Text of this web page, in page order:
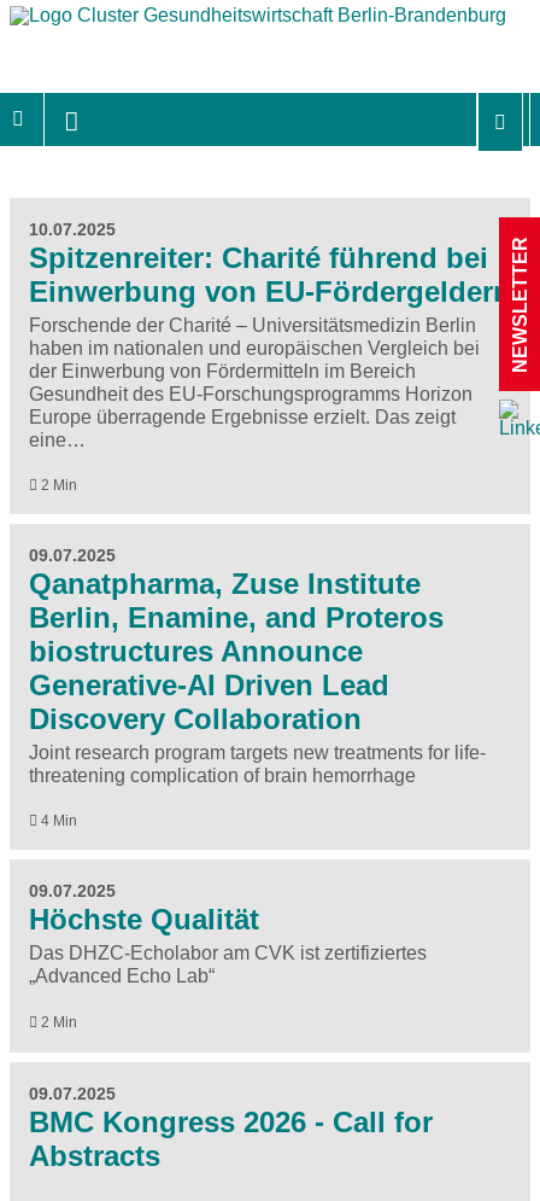
10.07.2025
Spitzenreiter: Charité führend bei
Einwerbung von EU-Fördergeldern
Forschende der Charité – Universitätsmedizin Berlin
haben im nationalen und europäischen Vergleich bei
der Einwerbung von Fördermitteln im Bereich
Gesundheit des EU-Forschungsprogramms Horizon
Europe überragende Ergebnisse erzielt. Das zeigt
eine…
2 Min
09.07.2025
Qanatpharma, Zuse Institute
Berlin, Enamine, and Proteros
biostructures Announce
Generative-AI Driven Lead
Discovery Collaboration
Joint research program targets new treatments for life-
threatening complication of brain hemorrhage
4 Min
09.07.2025
Höchste Qualität
Das DHZC-Echolabor am CVK ist zertifiziertes
„Advanced Echo Lab“
2 Min
09.07.2025
BMC Kongress 2026 - Call for
Abstracts
NEWSLETTER